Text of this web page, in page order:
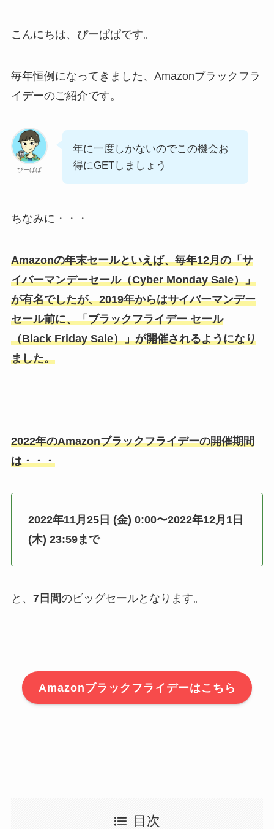
こんにちは、ぴーぱぱです。
毎年恒例になってきました、Amazonブラックフラ
イデーのご紹介です。
ぴーぱぱ
年に一度しかないのでこの機会お
得にGETしましょう
ちなみに・・・
Amazonの年末セールといえば、毎年12月の「サ
イバーマンデーセール（Cyber Monday Sale）」
が有名でしたが、2019年からはサイバーマンデー
セール前に、「ブラックフライデー セール
（Black Friday Sale）」が開催されるようになり
ました。
2022年のAmazonブラックフライデーの開催期間
は・・・
2022年11月25日 (金) 0:00〜2022年12月1日
(木) 23:59まで
と、 7日間のビッグセールとなります。
Amazonブラックフライデーはこちら
目次